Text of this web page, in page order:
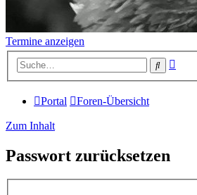
Termine anzeigen
Suche
Portal Foren-Übersicht
Zum Inhalt
Passwort zurücksetzen